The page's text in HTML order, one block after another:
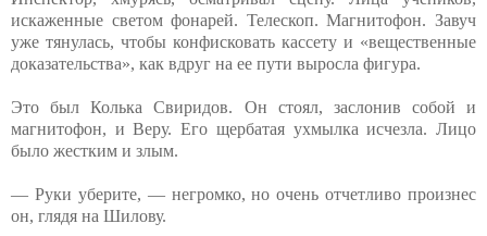
искаженные светом фонарей. Телескоп. Магнитофон. Завуч
уже тянулась, чтобы конфисковать кассету и «вещественные
доказательства», как вдруг на ее пути выросла фигура.
Это был Колька Свиридов. Он стоял, заслонив собой и
магнитофон, и Веру. Его щербатая ухмылка исчезла. Лицо
было жестким и злым.
— Руки уберите, — негромко, но очень отчетливо произнес
он, глядя на Шилову.